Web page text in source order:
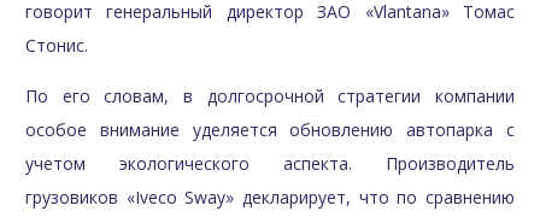
говорит генеральный директор ЗАО «Vlantana» Томас
Стонис.
По его словам, в долгосрочной стратегии компании
особое внимание уделяется обновлению автопарка с
учетом экологического аспекта. Производитель
грузовиков «Iveco Sway» декларирует, что по сравнению